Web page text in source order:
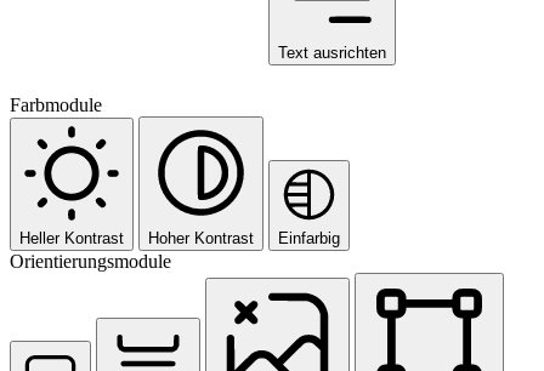
Text ausrichten
Farbmodule
Heller Kontrast Hoher Kontrast Einfarbig
Orientierungsmodule